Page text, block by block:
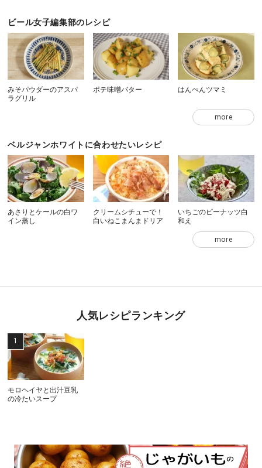
ビール女子編集部のレシピ
みそパウダーのアスパ
ラグリル
ポテ味噌バター はんぺんツマミ
more
ベルジャンホワイトに合わせたいレシピ
あさりとケールの白ワ
イン蒸し
クリームシチューで！
白いねこまんまドリア
いちごのピーナッツ白
和え
more
人気レシピランキング
モロヘイヤと出汁豆乳
の冷たいスープ